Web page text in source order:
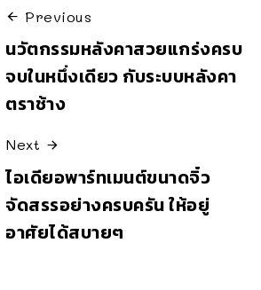
Previous
นวัตกรรมหลังคาสวยแกร่งครบ
จบในหนึ่งเดียว กับระบบหลังคา
ตราช้าง
Next
ไอเดียอพาร์ทเมนต์ขนาดจิ๋ว
จัดสรรอย่างครบครัน ให้อยู่
อาศัยได้สบายๆ